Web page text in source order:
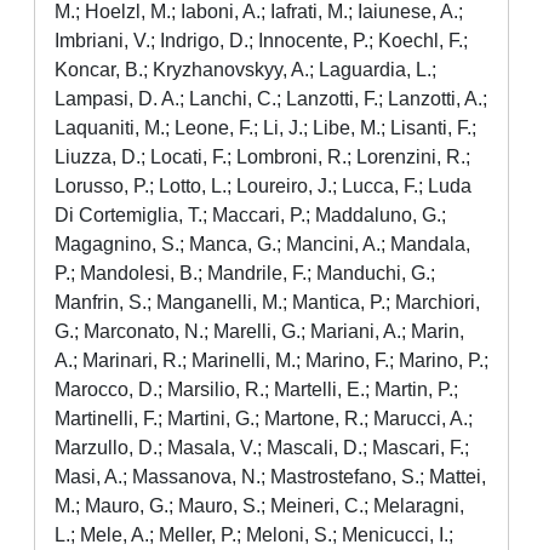
M.; Hoelzl, M.; Iaboni, A.; Iafrati, M.; Iaiunese, A.;
Imbriani, V.; Indrigo, D.; Innocente, P.; Koechl, F.;
Koncar, B.; Kryzhanovskyy, A.; Laguardia, L.;
Lampasi, D. A.; Lanchi, C.; Lanzotti, F.; Lanzotti, A.;
Laquaniti, M.; Leone, F.; Li, J.; Libe, M.; Lisanti, F.;
Liuzza, D.; Locati, F.; Lombroni, R.; Lorenzini, R.;
Lorusso, P.; Lotto, L.; Loureiro, J.; Lucca, F.; Luda
Di Cortemiglia, T.; Maccari, P.; Maddaluno, G.;
Magagnino, S.; Manca, G.; Mancini, A.; Mandala,
P.; Mandolesi, B.; Mandrile, F.; Manduchi, G.;
Manfrin, S.; Manganelli, M.; Mantica, P.; Marchiori,
G.; Marconato, N.; Marelli, G.; Mariani, A.; Marin,
A.; Marinari, R.; Marinelli, M.; Marino, F.; Marino, P.;
Marocco, D.; Marsilio, R.; Martelli, E.; Martin, P.;
Martinelli, F.; Martini, G.; Martone, R.; Marucci, A.;
Marzullo, D.; Masala, V.; Mascali, D.; Mascari, F.;
Masi, A.; Massanova, N.; Mastrostefano, S.; Mattei,
M.; Mauro, G.; Mauro, S.; Meineri, C.; Melaragni,
L.; Mele, A.; Meller, P.; Meloni, S.; Menicucci, I.;